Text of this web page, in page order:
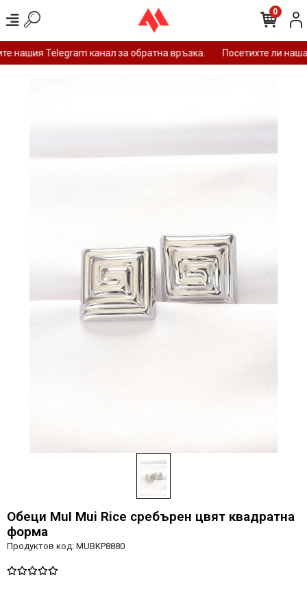
нашия Telegram канал за обратна връзка. Посетихте ли
0
Обеци MuI Mui Rice сребърен цвят квадратна
форма
Продуктов код: MUBKP8880